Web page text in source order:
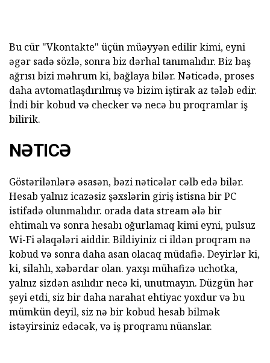
Bu cür "Vkontakte" üçün müəyyən edilir kimi, eyni
əgər sadə sözlə, sonra biz dərhal tanımalıdır. Biz baş
ağrısı bizi məhrum ki, bağlaya bilər. Nəticədə, proses
daha avtomatlaşdırılmış və bizim iştirak az tələb edir.
İndi bir kobud və checker və necə bu proqramlar iş
bilirik.
NƏTICƏ
Göstərilənlərə əsasən, bəzi nəticələr cəlb edə bilər.
Hesab yalnız icazəsiz şəxslərin giriş istisna bir PC
istifadə olunmalıdır. orada data stream ələ bir
ehtimalı və sonra hesabı oğurlamaq kimi eyni, pulsuz
Wi-Fi əlaqələri aiddir. Bildiyiniz ci ildən proqram nə
kobud və sonra daha asan olacaq müdafiə. Deyirlər ki,
ki, silahlı, xəbərdar olan. yaxşı mühafizə uchotka,
yalnız sizdən asılıdır necə ki, unutmayın. Düzgün hər
şeyi etdi, siz bir daha narahat ehtiyac yoxdur və bu
mümkün deyil, siz nə bir kobud hesab bilmək
istəyirsiniz edəcək, və iş proqramı nüanslar.